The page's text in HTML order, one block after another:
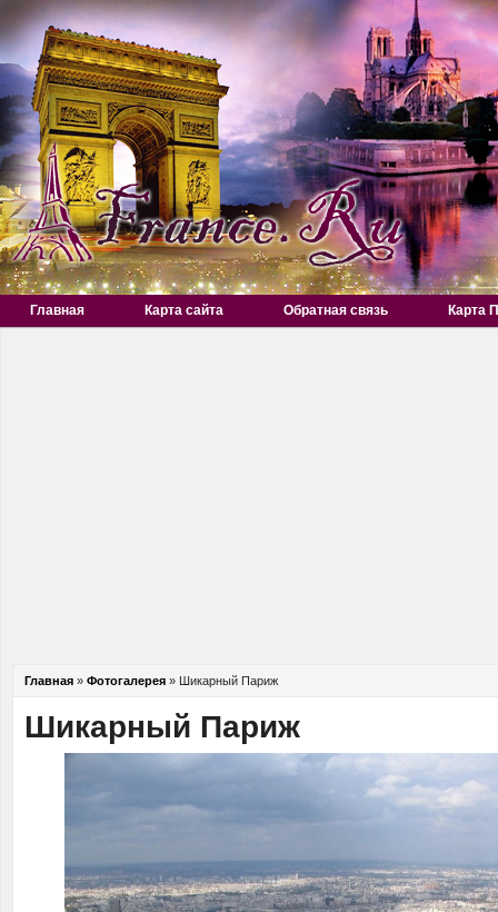
Главная Карта сайта Обратная связь Карта
Главная » Фотогалерея » Шикарный Париж
Шикарный Париж